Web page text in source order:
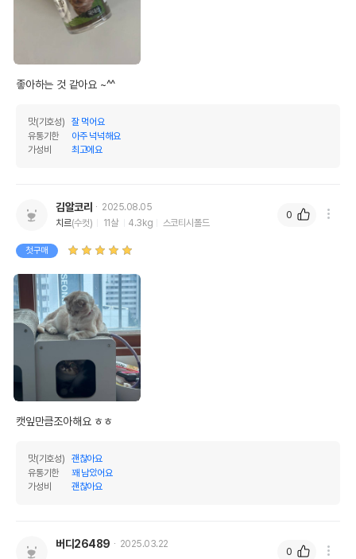
좋아하는 것 같아요 ~^^
맛(기호성)
잘 먹어요
유통기한
아주 넉넉해요
가성비
최고에요
김알코리
2025.08.05
치르(수컷) 11살 4.3kg 스코티시폴드
첫구매
캣잎만큼조아해요 ㅎㅎ
맛(기호성)
괜찮아요
유통기한
꽤 남았어요
가성비
괜찮아요
0
버디26489 2025.03.22
0